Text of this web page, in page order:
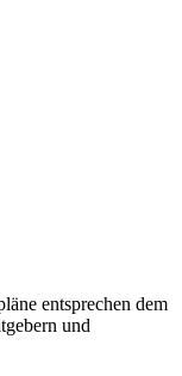
entsprechen dem
und